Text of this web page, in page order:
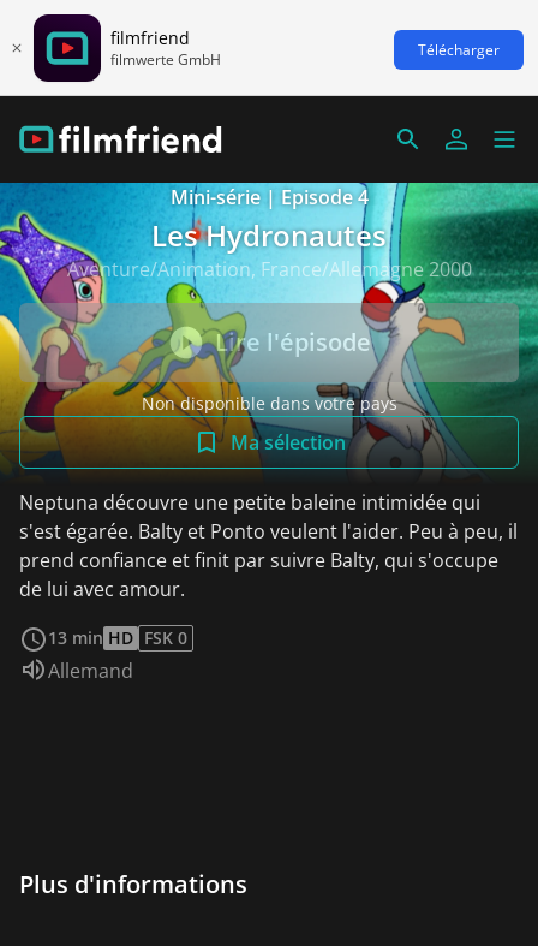
filmfriend
filmwerte GmbH Télécharger
Mini-série | Episode 4
Les Hydronautes
Aventure/Animation, France/Allemagne 2000
Lire l'épisode
Non disponible dans votre pays
Ma sélection
Neptuna découvre une petite baleine intimidée qui
s'est égarée. Balty et Ponto veulent l'aider. Peu à peu, il
prend confiance et finit par suivre Balty, qui s'occupe
de lui avec amour.
13 min HD FSK 0
Audio :
Allemand
Plus d'informations